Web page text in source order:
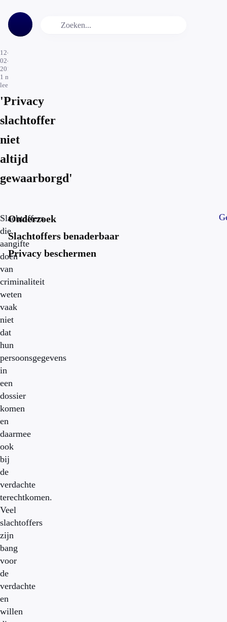
12-
02-
2016
1 min.
leestijd
'Privacy
slachtoffer
niet
altijd
gewaarborgd'
Slachtoffers
die
aangifte
doen
van
criminaliteit
weten
vaak
niet
dat
hun
persoonsgegevens
in
een
dossier
komen
en
daarmee
ook
bij
de
verdachte
terechtkomen.
Veel
slachtoffers
zijn
bang
voor
de
verdachte
en
willen
Onderzoek
Slachtoffers benaderbaar
Privacy beschermen